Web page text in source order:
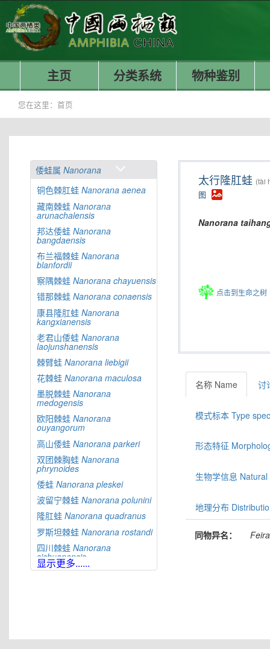
主页 分类系统 物种鉴别
您在这里： 首页
倭蛙属 Nanorana
铜色棘肛蛙 Nanorana aenea
藏南棘蛙 Nanorana
arunachalensis
邦达倭蛙 Nanorana
bangdaensis
布兰福棘蛙 Nanorana
blanfordii
察隅棘蛙 Nanorana chayuensis
错那棘蛙 Nanorana conaensis
康县隆肛蛙 Nanorana
kangxianensis
老君山倭蛙 Nanorana
laojunshanensis
棘臂蛙 Nanorana liebigii
花棘蛙 Nanorana maculosa
墨脱棘蛙 Nanorana
medogensis
欧阳棘蛙 Nanorana
ouyangorum
高山倭蛙 Nanorana parkeri
双团棘胸蛙 Nanorana
phrynoides
倭蛙 Nanorana pleskei
波留宁棘蛙 Nanorana polunini
隆肛蛙 Nanorana quadranus
罗斯坦棘蛙 Nanorana rostandi
四川棘蛙 Nanorana
sichuanensis
太行隆肛蛙Nanorana
文山棘蛙Nanorana
显示更多......
太行隆肛蛙 (tài
图
Nanorana
点击到生命之树
名称 Name 讨
模式标本 Type
形态特征
生物学信息
地理分布
同物异名：